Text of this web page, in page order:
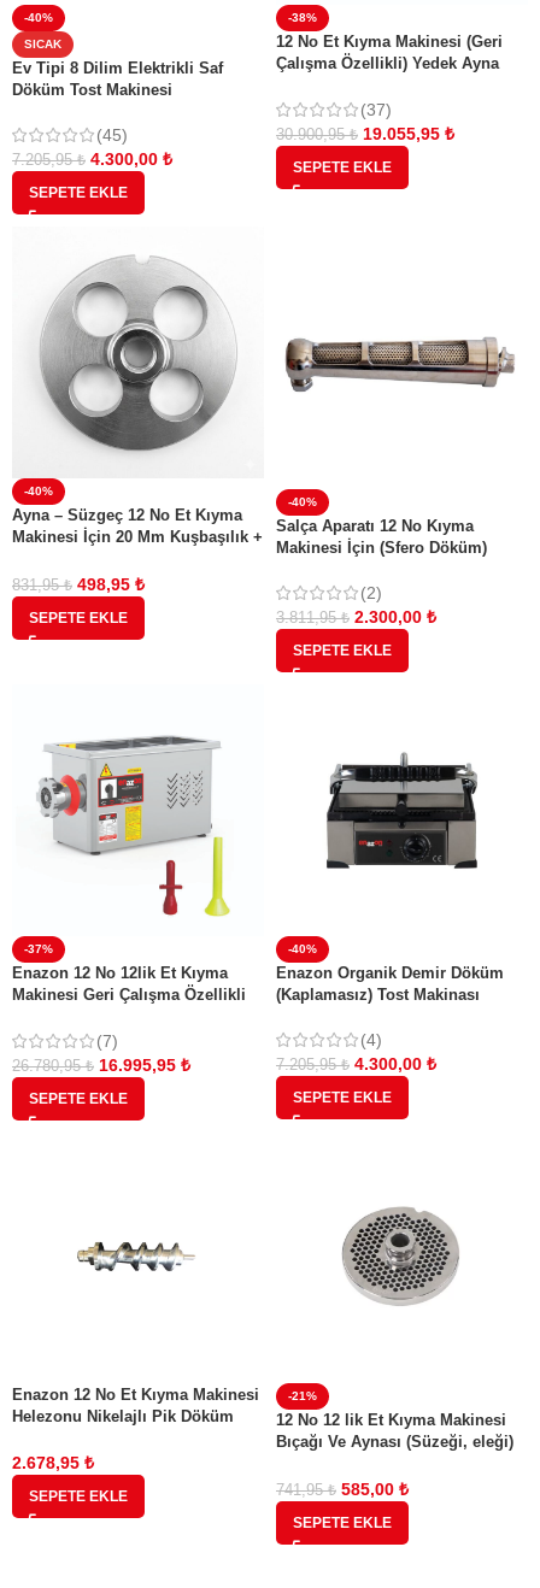
-40%
SICAK
Ev Tipi 8 Dilim Elektrikli Saf
Döküm Tost Makinesi
(45)
7.205,95₺ 4.300,00 ₺
SEPETE EKLE
-38%
12 No Et Kıyma Makinesi (Geri
Çalışma Özellikli) Yedek Ayna
Hediyeli
(37)
30.900,95₺ 19.055,95 ₺
SEPETE EKLE
-40%
Ayna – Süzgeç 12 No Et Kıyma
Makinesi İçin 20 Mm Kuşbaşılık +
831,95₺ 498,95 ₺
SEPETE EKLE
-40%
Salça Aparatı 12 No Kıyma
Makinesi İçin (Sfero Döküm)
(2)
3.811,95₺ 2.300,00 ₺
SEPETE EKLE
-37%
Enazon 12 No 12lik Et Kıyma
Makinesi Geri Çalışma Özellikli
APARATLI (7)
26.780,95₺ 16.995,95 ₺
SEPETE EKLE
-40%
Enazon Organik Demir Döküm
(Kaplamasız) Tost Makinası
(4)
7.205,95₺ 4.300,00 ₺
SEPETE EKLE
Enazon 12 No Et Kıyma Makinesi
Helezonu Nikelajlı Pik Döküm
Beşka Markaları İçin Tam Uyumlu
Orijinal Parça
2.678,95 ₺
SEPETE EKLE
-21%
12 No 12 lik Et Kıyma Makinesi
Bıçağı Ve Aynası (Süzeği, eleği)
741,95₺ 585,00 ₺
SEPETE EKLE